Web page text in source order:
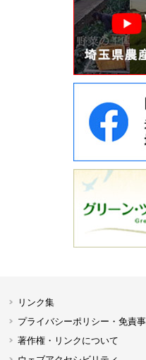
リンク集
プライバシーポリシー・免責
著作権・リンクについて